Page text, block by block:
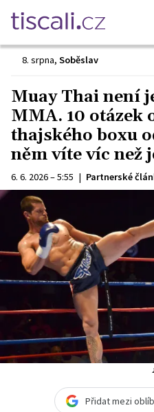
8. srpna, Soběslav
Muay Thai není
MMA. 10 otázek
thajského boxu
něm víte víc než
6. 6. 2026 – 5:55 | Partnerské
Přidat mezi